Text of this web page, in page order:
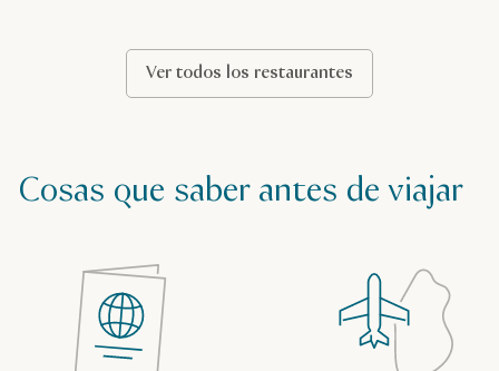
Ver todos los restaurantes
Cosas que saber antes de viajar